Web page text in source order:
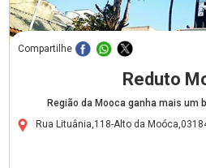
Compartilhe
Reduto
Região da Mooca ganha mais um
Rua Lituânia,118-Alto da